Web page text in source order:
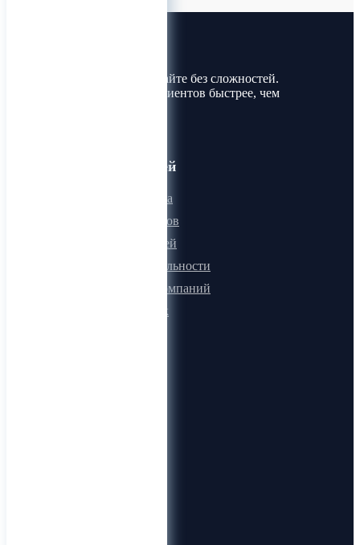
Покупайте и продавайте без сложностей.
Найдите товары и клиентов быстрее, чем
Для пользователей
Онлайн визитка
Для поставщиков
Для покупателей
Программа лояльности
Микроблоги компаний
Быстрый поиск